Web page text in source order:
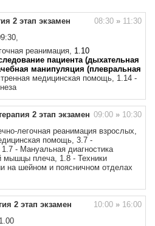
2 этап экзамен 08:30 »11:30
реанимация, 1 .10
пациента (дыхательная
манипуляция (плевральная
медицинская помощь, 1.14 -
2 этап экзамен 09:00 »10:30
легочная реанимация взрослых,
помощь, 3.7 -
- Мануальная диагностика
мышцы плеча, 1.8 - Техники
на шейном и поясничном отделах
2 этап экзамен 10:00 »16:00